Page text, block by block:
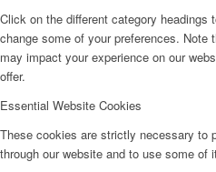
Click on the different category headings
change some of your preferences.
may impact your experience on our
offer.
Essential Website Cookies
These cookies are strictly necessary to
through our website and to use some of